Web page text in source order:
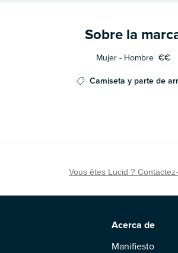
Sobre la
Mujer - Hombre €€
Camiseta y parte de
Vous êtes Lucid ?
Acerca de
Manifiesto